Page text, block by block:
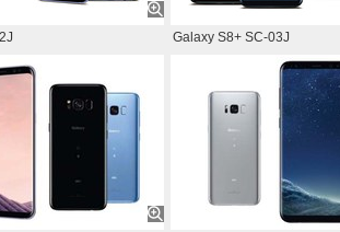
Galaxy S8+ SC-03J